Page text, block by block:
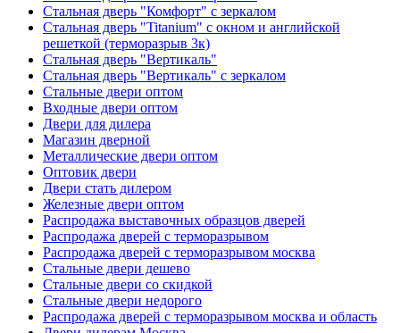
Стальная дверь "Комфорт" с зеркалом
Стальная дверь "Titanium" с окном и английской
решеткой (терморазрыв 3к)
Стальная дверь "Вертикаль"
Стальная дверь "Вертикаль" с зеркалом
Стальные двери оптом
Входные двери оптом
Двери для дилера
Магазин дверной
Металлические двери оптом
Оптовик двери
Двери стать дилером
Железные двери оптом
Распродажа выставочных образцов дверей
Распродажа дверей с терморазрывом
Распродажа дверей с терморазрывом москва
Стальные двери дешево
Стальные двери со скидкой
Стальные двери недорого
Распродажа дверей с терморазрывом москва и область